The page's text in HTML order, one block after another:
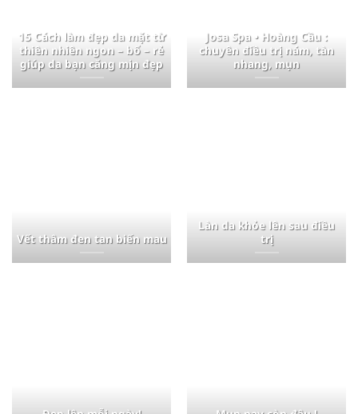
15 Cách làm đẹp da mặt từ
thiên nhiên ngon – bổ – rẻ
giúp da bạn căng mịn đẹp
Josa Spa • Hoàng Cầu :
chuyên điều trị nám, tàn
nhang, mụn
Vết thâm đen tan biến mau
Làn da khỏe lên sau điều
trị